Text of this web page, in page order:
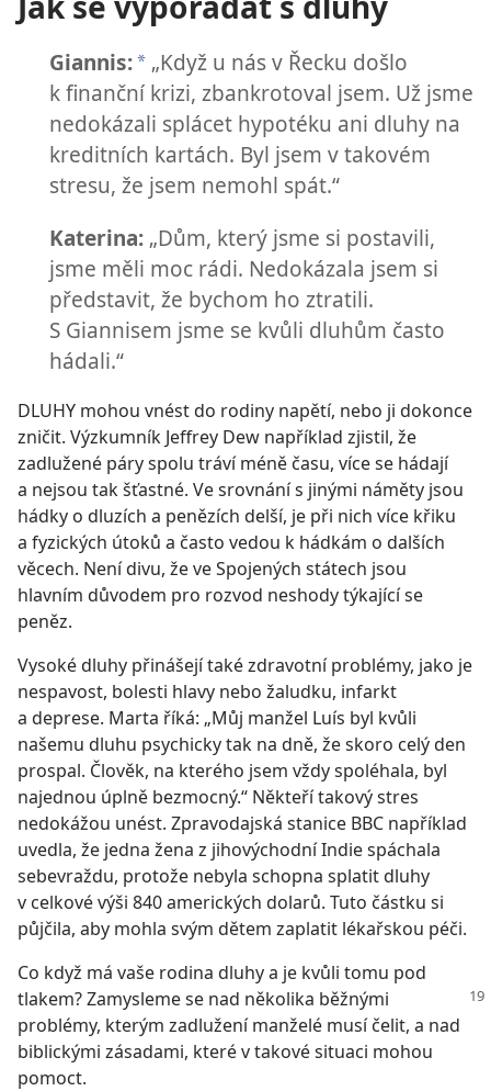
Giannis:*„Když u nás v Řecku došlo
k finanční krizi, zbankrotoval jsem. Už jsme
nedokázali splácet hypotéku ani dluhy na
kreditních kartách. Byl jsem v takovém
stresu, že jsem nemohl spát.“
Katerina: „Dům, který jsme si postavili,
jsme měli moc rádi. Nedokázala jsem si
představit, že bychom ho ztratili.
S Giannisem jsme se kvůli dluhům často
hádali.“
DLUHY mohou vnést do rodiny napětí, nebo ji dokonce
zničit. Výzkumník Jeffrey Dew například zjistil, že
zadlužené páry spolu tráví méně času, více se hádají
a nejsou tak šťastné. Ve srovnání s jinými náměty jsou
hádky o dluzích a penězích delší, je při nich více křiku
a fyzických útoků a často vedou k hádkám o dalších
věcech. Není divu, že ve Spojených státech jsou
hlavním důvodem pro rozvod neshody týkající se
peněz.
Vysoké dluhy přinášejí také zdravotní problémy, jako je
nespavost, bolesti hlavy nebo žaludku, infarkt
a deprese. Marta říká: „Můj manžel Luís byl kvůli
našemu dluhu psychicky tak na dně, že skoro celý den
prospal. Člověk, na kterého jsem vždy spoléhala, byl
najednou úplně bezmocný.“ Někteří takový stres
nedokážou unést. Zpravodajská stanice BBC například
uvedla, že jedna žena z jihovýchodní Indie spáchala
sebevraždu, protože nebyla schopna splatit dluhy
v celkové výši 840 amerických dolarů. Tuto částku si
půjčila, aby mohla svým dětem zaplatit lékařskou péči.
Co když má vaše rodina dluhy a je kvůli tomu pod
tlakem? Zamysleme se nad několika běžnými
problémy, kterým zadlužení manželé musí čelit, a nad
biblickými zásadami, které v takové situaci mohou
pomoct.